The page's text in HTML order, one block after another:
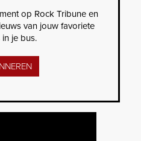
op Rock Tribune en
van jouw favoriete
je bus.